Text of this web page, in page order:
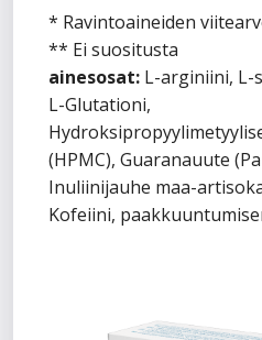
* Ravintoaineiden
** Ei suositusta
ainesosat: L-arginiini, L-
L-Glutationi,
(HPMC), Guaranauute
Inuliinijauhe maa-
Kofeiini,